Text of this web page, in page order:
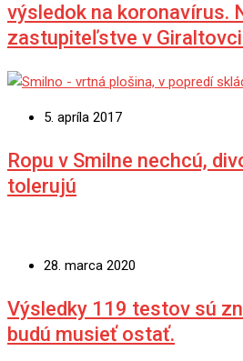
výsledok na koronavírus.
zastupiteľstve v
5. apríla 2017
Ropu v Smilne nechcú,
tolerujú
28. marca 2020
Výsledky 119 testov sú
budú musieť ostať.